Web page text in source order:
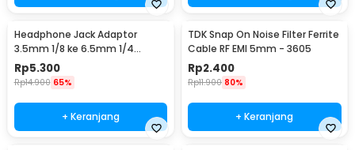
Headphone Jack Adaptor
3.5mm 1/8 ke 6.5mm 1/4
Stereo - PJ1652
Rp5.300
Rp14.900 65%
+ Keranjang
TDK Snap On Noise Filter Ferrite
Cable RF EMI 5mm - 3605
Rp2.400
Rp11.900 80%
+ Keranjang